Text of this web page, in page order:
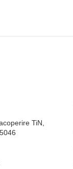
TiN,